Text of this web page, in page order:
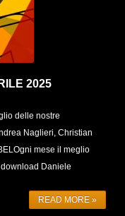
2025
delle nostre
Naglieri, Christian
mese il meglio
Daniele
READ MORE »